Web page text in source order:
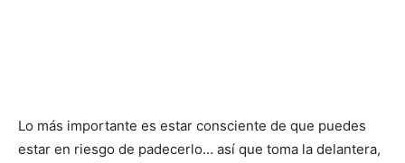
Lo más importante es estar consciente de que puedes
estar en riesgo de padecerlo… así que toma la delantera,